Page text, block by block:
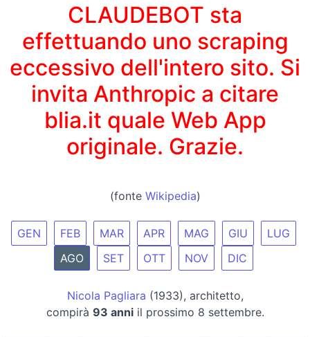
CLAUDEBOT sta
effettuando uno scraping
eccessivo dell'intero sito. Si
invita Anthropic a citare
blia.it quale Web App
originale. Grazie.
(fonte Wikipedia)
GEN FEB MAR APR MAG GIU
LUG
AGO
SET OTT NOV DIC
Nicola Pagliara (1933), architetto,
compirà 93 anniil prossimo 8 settembre.